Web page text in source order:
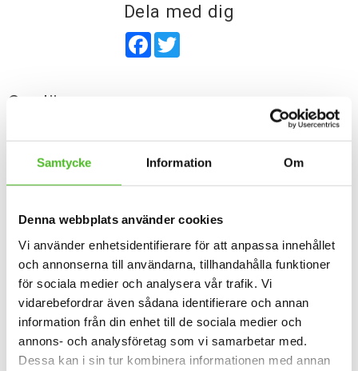
Samtycke Information Om
Denna webbplats använder cookies
Vi använder enhetsidentifierare för att anpassa innehållet
och annonserna till användarna, tillhandahålla funktioner
för sociala medier och analysera vår trafik. Vi
vidarebefordrar även sådana identifierare och annan
information från din enhet till de sociala medier och
annons- och analysföretag som vi samarbetar med.
Dessa kan i sin tur kombinera informationen med annan
Dela med dig
Facebook
Omdömen
Du
Bli den första att lämna ett omdöme.